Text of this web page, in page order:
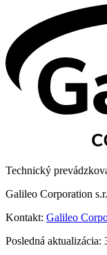
Technický
Galileo Corporation
Kontakt: Galileo
Posledná aktualizácia: